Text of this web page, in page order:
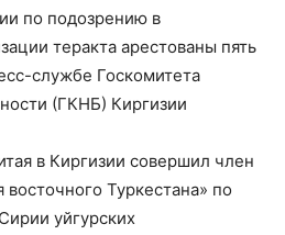
по подозрению в
теракта арестованы пять
службе Госкомитета
(ГКНБ) Киргизии
в Киргизии совершил член
Туркестана» по
уйгурских